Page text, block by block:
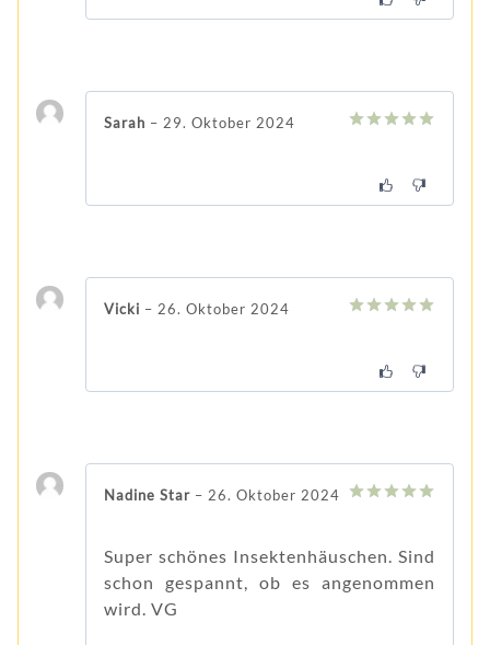
Sarah – 29. Oktober 2024
Vicki – 26. Oktober 2024
Nadine Star – 26. Oktober 2024
Super schönes Insektenhäuschen. Sind
schon gespannt, ob es angenommen
wird. VG